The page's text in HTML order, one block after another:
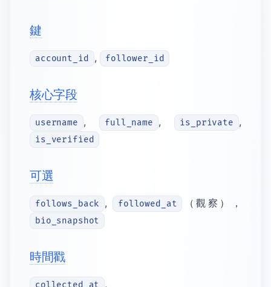
鍵
account_id , follower_id
核心字段
username , full_name , is_private ,
is_verified
可選
follows_back , followed_at （觀察），
bio_snapshot
時間戳
collected_at ,